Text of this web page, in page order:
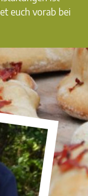
euch vorab bei